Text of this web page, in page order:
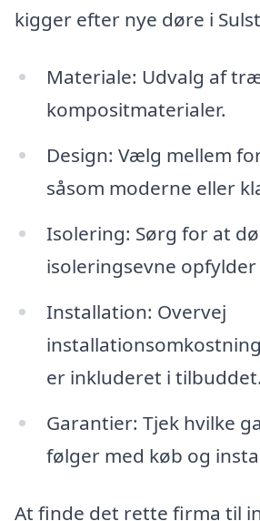
kigger efter nye døre i
Materiale: Udvalg af
kompositmaterialer.
Design: Vælg mellem
såsom moderne eller
Isolering: Sørg for at
isoleringsevne
Installation: Overvej
er inkluderet i tilbuddet.
Garantier: Tjek hvilke
følger med køb og
At finde det rette firma til